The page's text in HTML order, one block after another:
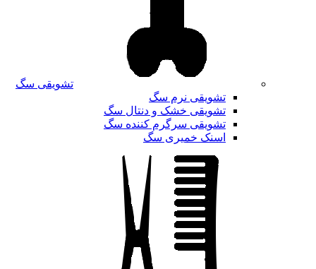
تشویقی سگ
تشویقی نرم سگ
تشویقی خشک و دنتال سگ
تشویقی سرگرم کننده سگ
اسنک خمیری سگ